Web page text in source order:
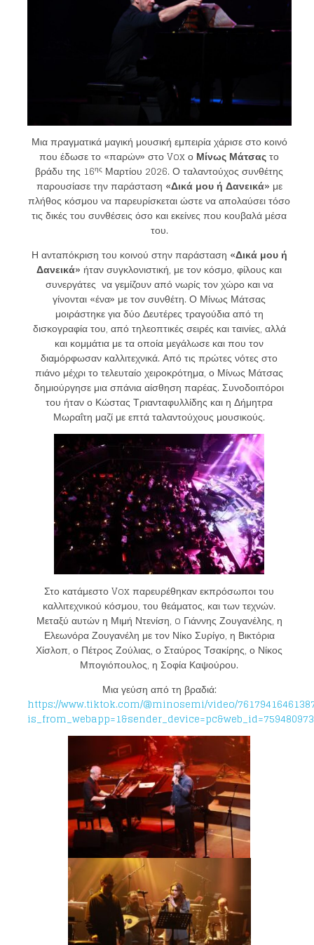
Μια πραγματικά μαγική μουσική εμπειρία χάρισε στο κοινό
που έδωσε το «παρών» στο Vox ο Μίνως Μάτσαςτο
βράδυ της 16ης Μαρτίου 2026. Ο ταλαντούχος συνθέτης
παρουσίασε την παράσταση «Δικά μου ή Δανεικά» με
πλήθος κόσμου να παρευρίσκεται ώστε να απολαύσει τόσο
τις δικές του συνθέσεις όσο και εκείνες που κουβαλά μέσα
του.
Η ανταπόκριση του κοινού στην παράσταση «Δικά μου ή
Δανεικά» ήταν συγκλονιστική, με τον κόσμο, φίλους και
συνεργάτες να γεμίζουν από νωρίς τον χώρο και να
γίνονται «ένα» με τον συνθέτη. Ο Μίνως Μάτσας
μοιράστηκε για δύο Δευτέρες τραγούδια από τη
δισκογραφία του, από τηλεοπτικές σειρές και ταινίες, αλλά
και κομμάτια με τα οποία μεγάλωσε και που τον
διαμόρφωσαν καλλιτεχνικά. Από τις πρώτες νότες στο
πιάνο μέχρι το τελευταίο χειροκρότημα, ο Μίνως Μάτσας
δημιούργησε μια σπάνια αίσθηση παρέας. Συνοδοιπόροι
του ήταν ο Κώστας Τριανταφυλλίδης και η Δήμητρα
Μωραΐτη μαζί με επτά ταλαντούχους μουσικούς.
Στο κατάμεστο Vox παρευρέθηκαν εκπρόσωποι του
καλλιτεχνικού κόσμου, του θεάματος, και των τεχνών.
Μεταξύ αυτών η Μιμή Ντενίση, o Γιάννης Ζουγανέλης, η
Ελεωνόρα Ζουγανέλη με τον Νίκο Συρίγο, η Βικτόρια
Χίσλοπ, ο Πέτρος Ζούλιας, ο Σταύρος Τσακίρης, ο Νίκος
Μπογιόπουλος, η Σοφία Καψούρου.
Μια γεύση από τη βραδιά:
https://www.tiktok.com/@minosemi/video/